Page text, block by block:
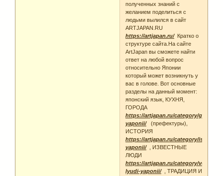
полученных знаний с
желанием поделиться с
людьми вылился в сайт
ARTJAPAN.RU
https://artjapan.ru/Кратко о
структуре сайта.На сайте
ArtJapan вы сможете найти
ответ на любой вопрос
относительно Японии
который может возникнуть у
вас в голове. Вот основные
разделы на данный момент:
японский язык, КУХНЯ,
ГОРОДА
https://artjapan.ru/category/goroda-
yaponii/(префектуры),
ИСТОРИЯ
https://artjapan.ru/category/istoriya-
yaponii/, ИЗВЕСТНЫЕ
ЛЮДИ
https://artjapan.ru/category/velikie-
lyudi-yaponii/, ТРАДИЦИЯ И